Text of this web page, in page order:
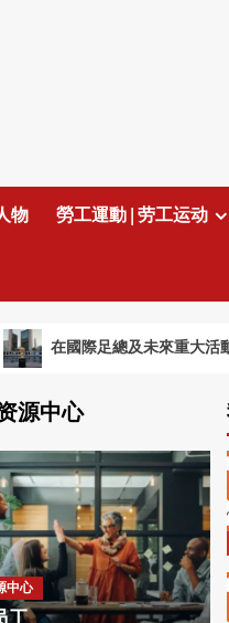
物 勞工運動 | 劳工运动
在國際足總及未來重大活動中運
源中心
中心